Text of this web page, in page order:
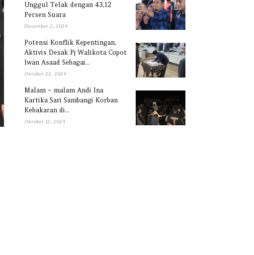
Unggul Telak dengan 43,12
Persen Suara
Desember 2, 2024
Potensi Konflik Kepentingan,
Aktivis Desak Pj Walikota Copot
Iwan Asaad Sebagai...
Oktober 22, 2024
Malam – malam Andi Ina
Kartika Sari Sambangi Korban
Kebakaran di...
Oktober 12, 2024